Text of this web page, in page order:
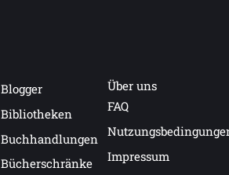
Blogger
Bibliotheken
Buchhandlungen
Bücherschränke
Über uns
FAQ
Impressum